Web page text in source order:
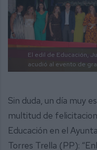
El edil de Educación,
acudió al evento de
Sin duda, un día muy
multitud de
Educación en el
Torres Trella (PP):